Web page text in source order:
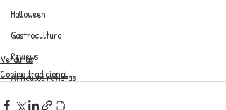
Halloween
Gastrocultura
Reviews
Artículos revistas
Verduras
Cocina tradicional